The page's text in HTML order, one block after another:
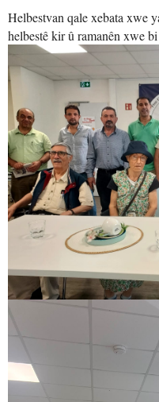
Helbestvan qale xebata xwe
helbestê kir û ramanên xwe